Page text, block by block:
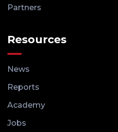
Partners
Resources
News
Reports
Academy
Jobs